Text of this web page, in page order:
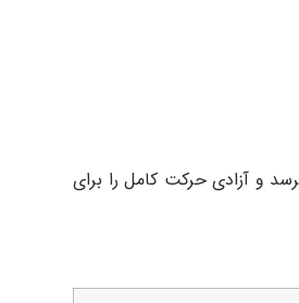
و آزادی حرکت کامل را برای